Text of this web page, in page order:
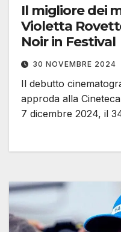
Il migliore dei
Violetta
Noir in Festival
30 NOVEMBRE 2024
Il debutto
approda alla
7 dicembre 2024, il